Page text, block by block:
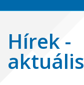
Hírek -
aktuális